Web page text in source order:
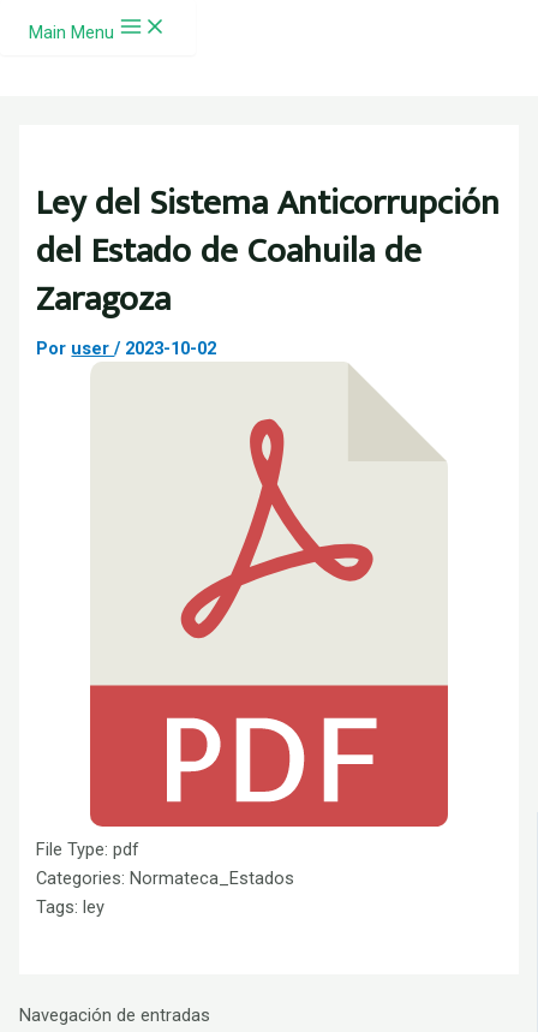
Ir al contenido
Main Menu
Ley del Sistema Anticorrupción
del Estado de Coahuila de
Zaragoza
Por user/ 2023-10-02
File Type:pdf
Categories:Normateca_Estados
Tags:ley
Navegación de entradas